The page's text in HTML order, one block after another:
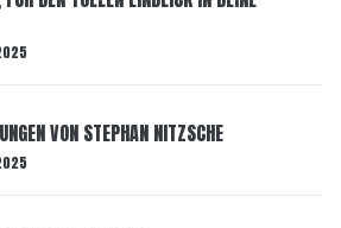
VON STEPHAN NITZSCHE